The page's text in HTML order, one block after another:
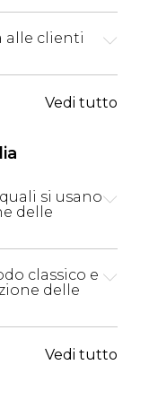
alle clienti
Vedi tutto
si usano
delle
classico e
delle
Vedi tutto